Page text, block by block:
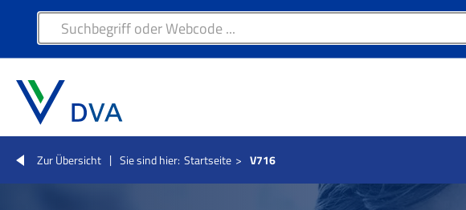
Zur Übersicht Sie sind hier: Startseite > V716